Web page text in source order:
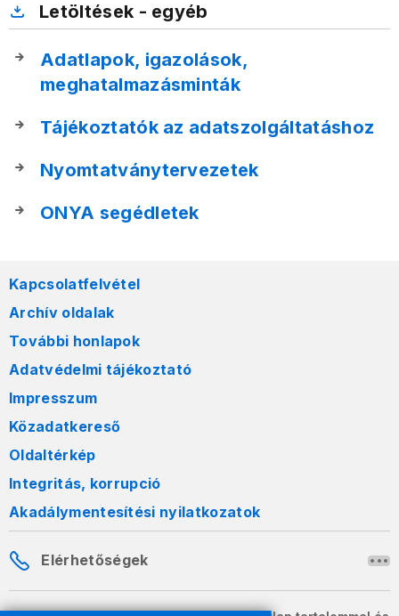
Letöltések - egyéb
Adatlapok, igazolások,
meghatalmazásminták
Tájékoztatók az adatszolgáltatáshoz
Nyomtatványtervezetek
ONYA segédletek
Kapcsolatfelvétel
Archív oldalak
További honlapok
Adatvédelmi tájékoztató
Impresszum
Közadatkereső
Oldaltérkép
Integritás, korrupció
Akadálymentesítési nyilatkozatok
Elérhetőségek